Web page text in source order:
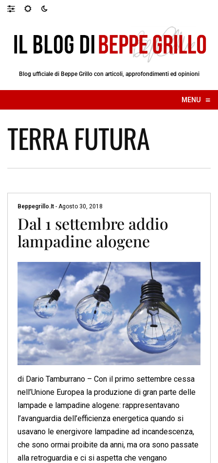
Blog ufficiale di Beppe Grillo con articoli, approfondimenti ed opinioni
MENU ≡
☰
TERRA FUTURA
Beppegrillo.it - Agosto 30, 2018
Dal 1 settembre addio
lampadine alogene
di Dario Tamburrano – Con il primo settembre cessa
nell’Unione Europea la produzione di gran parte delle
lampade e lampadine alogene: rappresentavano
l’avanguardia dell’efficienza energetica quando si
usavano le energivore lampadine ad incandescenza,
che sono ormai proibite da anni, ma ora sono passate
alla retroguardia e ci si aspetta che vengano